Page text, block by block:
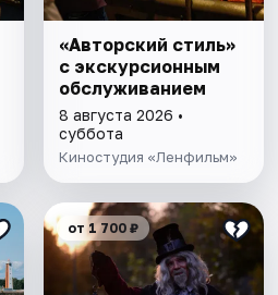
«Авторский стиль»
с экскурсионным
обслуживанием
8 августа 2026 •
суббота
Киностудия «Ленфильм»
от 1 700 ₽